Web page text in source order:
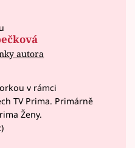
autora
v rámci
TV Prima. Primárně
Ženy.